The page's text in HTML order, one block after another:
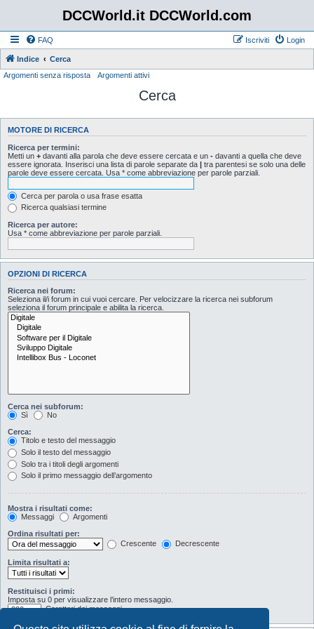
DCCWorld.it DCCWorld.com
FAQ Login
Iscriviti
Indice
Cerca
Argomenti senza risposta
Argomenti attivi
Cerca
MOTORE DI RICERCA
Ricerca per termini:
Metti un + davanti alla parola che deve essere cercata e un - davanti a quella che deve
essere ignorata. Inserisci una lista di parole separate da | tra parentesi se solo una delle
parole deve essere cercata. Usa * come abbreviazione per parole parziali.
Cerca per parola o usa frase esatta
Ricerca qualsiasi termine
Ricerca per autore:
Usa * come abbreviazione per parole parziali.
OPZIONI DI RICERCA
Ricerca nei forum:
Seleziona il/i forum in cui vuoi cercare. Per velocizzare la ricerca nei subforum
seleziona il forum principale e abilita la ricerca.
Cerca nei subforum:
Sì
No
Cerca:
Titolo e testo del messaggio
Solo il testo del messaggio
Solo tra i titoli degli argomenti
Solo il primo messaggio dell’argomento
Mostra i risultati come:
Messaggi
Argomenti
Ordina risultati per:
Crescente
Decrescente
Limita risultati a:
Restituisci i primi:
Imposta su 0 per visualizzare l’intero messaggio.
Caratteri dei messaggi